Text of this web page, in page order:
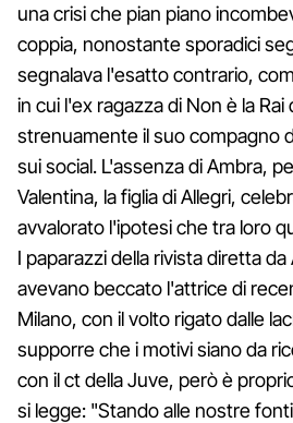
una crisi che pian piano
coppia, nonostante sporadici
segnalava l'esatto contrario,
in cui l'ex ragazza di Non è la
strenuamente il suo compagno
sui social. L'assenza di Ambra,
Valentina, la figlia di Allegri,
avvalorato l'ipotesi che tra loro
I paparazzi della rivista diretta
avevano beccato l'attrice di
Milano, con il volto rigato dalle
supporre che i motivi siano da
con il ct della Juve, però è
si legge: "Stando alle nostre